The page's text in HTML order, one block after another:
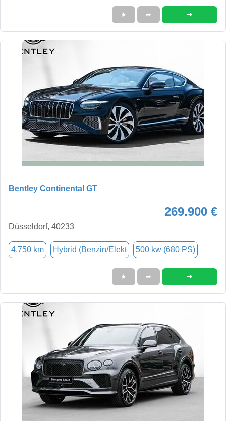
★ ➦ ➜
Bentley Continental GT
269.900 €
Düsseldorf, 40233
4.750 km Hybrid (Benzin/Elekt 500 kw (680 PS)
★ ➦ ➜